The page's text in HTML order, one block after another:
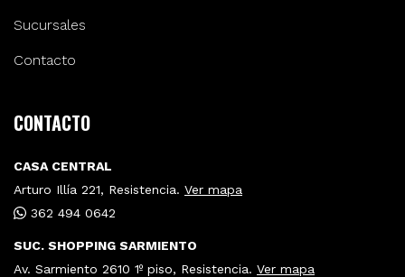
Sucursales
Contacto
CONTACTO
CASA CENTRAL
Arturo Illía 221, Resistencia. Ver mapa
362 494 0642
SUC. SHOPPING SARMIENTO
Av. Sarmiento 2610 1º piso, Resistencia. Ver mapa